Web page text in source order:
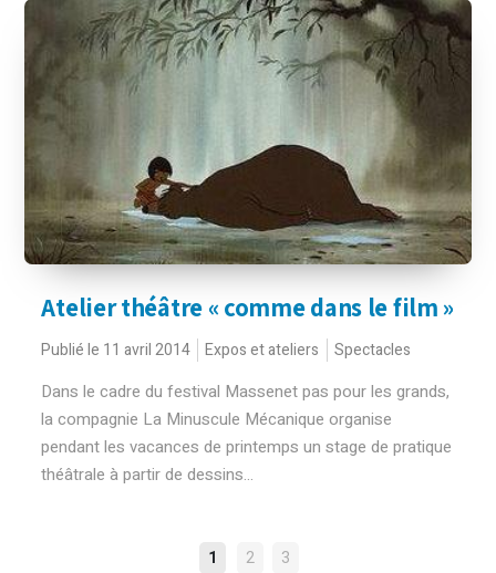
Atelier théâtre « comme dans le film »
Publié le 11 avril 2014 Expos et ateliers Spectacles
Dans le cadre du festival Massenet pas pour les grands,
la compagnie La Minuscule Mécanique organise
pendant les vacances de printemps un stage de pratique
théâtrale à partir de dessins...
1 2 3